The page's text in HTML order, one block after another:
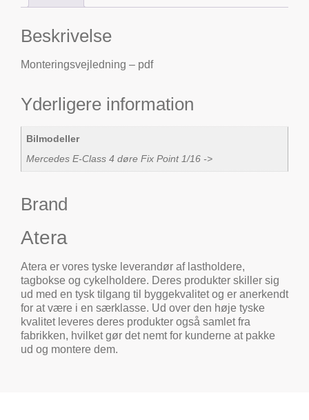
Beskrivelse
Monteringsvejledning – pdf
Yderligere information
Bilmodeller
Mercedes E-Class 4 døre Fix Point 1/16 ->
Brand
Atera
Atera er vores tyske leverandør af lastholdere,
tagbokse og cykelholdere. Deres produkter skiller sig
ud med en tysk tilgang til byggekvalitet og er anerkendt
for at være i en særklasse. Ud over den høje tyske
kvalitet leveres deres produkter også samlet fra
fabrikken, hvilket gør det nemt for kunderne at pakke
ud og montere dem.